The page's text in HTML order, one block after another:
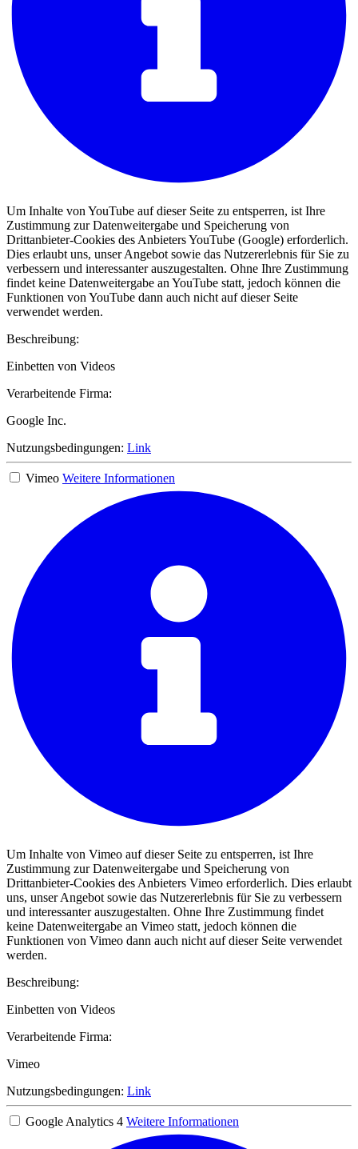
Um Inhalte von YouTube auf dieser Seite zu entsperren, ist Ihre
Zustimmung zur Datenweitergabe und Speicherung von
Drittanbieter-Cookies des Anbieters YouTube (Google) erforderlich.
Dies erlaubt uns, unser Angebot sowie das Nutzererlebnis für Sie zu
verbessern und interessanter auszugestalten. Ohne Ihre Zustimmung
findet keine Datenweitergabe an YouTube statt, jedoch können die
Funktionen von YouTube dann auch nicht auf dieser Seite
verwendet werden.
Beschreibung:
Einbetten von Videos
Verarbeitende Firma:
Google Inc.
Nutzungsbedingungen: Link
Vimeo Weitere Informationen
Um Inhalte von Vimeo auf dieser Seite zu entsperren, ist Ihre
Zustimmung zur Datenweitergabe und Speicherung von
Drittanbieter-Cookies des Anbieters Vimeo erforderlich. Dies erlaubt
uns, unser Angebot sowie das Nutzererlebnis für Sie zu verbessern
und interessanter auszugestalten. Ohne Ihre Zustimmung findet
keine Datenweitergabe an Vimeo statt, jedoch können die
Funktionen von Vimeo dann auch nicht auf dieser Seite verwendet
werden.
Beschreibung:
Einbetten von Videos
Verarbeitende Firma:
Vimeo
Nutzungsbedingungen: Link
Google Analytics 4 Weitere Informationen